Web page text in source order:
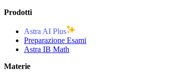
Prodotti
Astra AI Plus
Preparazione Esami
Astra IB Math
Materie